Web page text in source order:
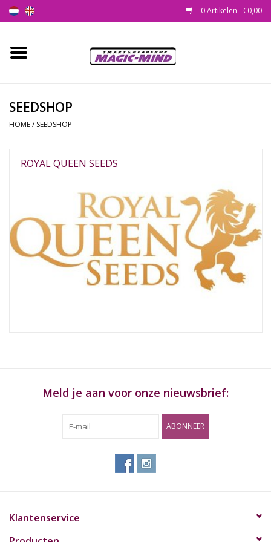
0 Artikelen - €0,00
Home
Smartshop
Headshop
Health Supplies
Psychedelic
SEEDSHOP
HOME/ SEEDSHOP
ROYAL QUEEN SEEDS
Meld je aan voor onze nieuwsbrief:
ABONNEER
Klantenservice